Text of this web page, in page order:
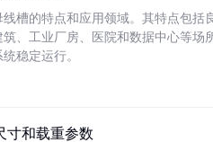
槽的特点和应用领域。其特点包括
、工业厂房、医院和数据中心等场
稳定运行。
寸和载重参数